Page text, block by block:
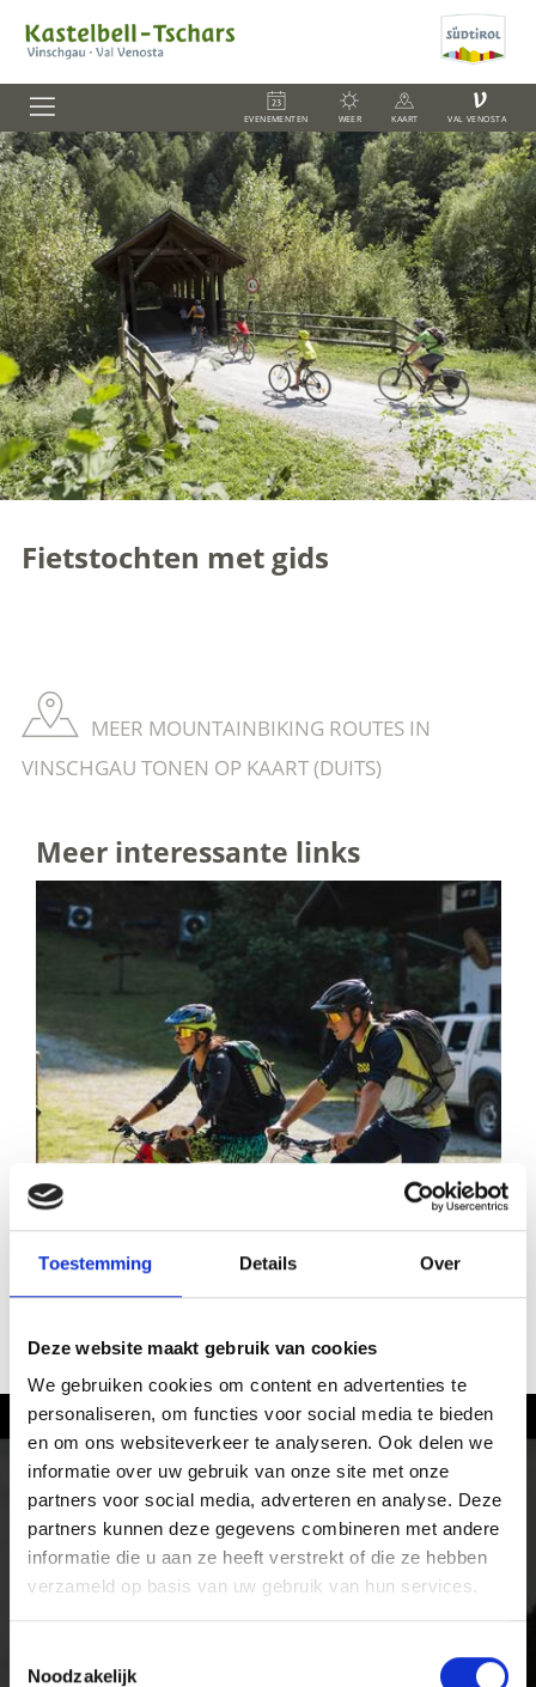
Toestemming Details Over
Deze website maakt gebruik van cookies
We gebruiken cookies om content en advertenties te
personaliseren, om functies voor social media te bieden
en om ons websiteverkeer te analyseren. Ook delen we
informatie over uw gebruik van onze site met onze
partners voor social media, adverteren en analyse. Deze
partners kunnen deze gegevens combineren met andere
informatie die u aan ze heeft verstrekt of die ze hebben
verzameld op basis van uw gebruik van hun services.
Noodzakelijk
EVENEMENTEN WEER KAART
V
VAL VENOSTA
Fietstochten met gids
MEER MOUNTAINBIKING ROUTES IN
VINSCHGAU TONEN OP KAART (DUITS)
Meer interessante links
ÖTZI BIKE ACADEMY
Fietsen in het Vinschgau
Op de racefiets of de mountainbike, over almen en
panoramaroutes, in het hooggebergte en over single
trails terug naar het dal. Natuur en cultuur kun je in
het Vinschgau in Zuid-Tirol op alle hoogtes met de
fiets ontdekken.